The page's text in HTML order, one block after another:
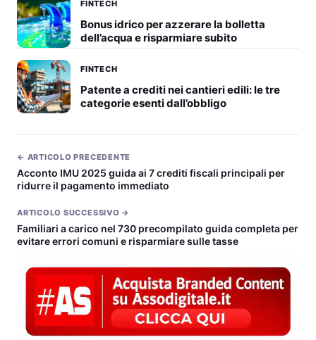
FINTECH
Bonus idrico per azzerare la bolletta
dell’acqua e risparmiare subito
FINTECH
Patente a crediti nei cantieri edili: le tre
categorie esenti dall’obbligo
← ARTICOLO PRECEDENTE
Acconto IMU 2025 guida ai 7 crediti fiscali principali per
ridurre il pagamento immediato
ARTICOLO SUCCESSIVO →
Familiari a carico nel 730 precompilato guida completa per
evitare errori comuni e risparmiare sulle tasse